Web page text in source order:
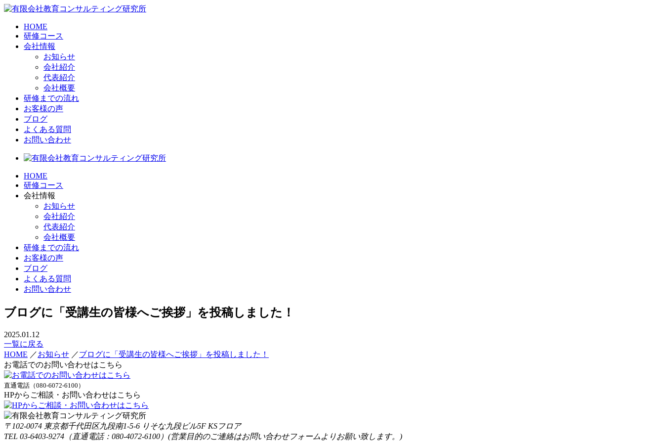
HOME
研修コース
会社情報
お知らせ
会社紹介
代表紹介
会社概要
研修までの流れ
お客様の声
ブログ
よくある質問
お問い合わせ
HOME
研修コース
会社情報
お知らせ
会社紹介
代表紹介
会社概要
研修までの流れ
お客様の声
ブログ
よくある質問
お問い合わせ
ブログに「受講生の皆様へご挨拶」を投稿しました！
2025.01.12
一覧に戻る
HOME ／お知らせ ／ブログに「受講生の皆様へご挨拶」を投稿しました！
お電話でのお問い合わせはこちら
直通電話（080-6072-6100）
HPからご相談・お問い合わせはこちら
〒102-0074 東京都千代田区九段南1-5-6 りそな九段ビル5F KSフロア
TEL 03-6403-9274（直通電話：080-4072-6100）(営業目的のご連絡はお問い合わせフォームよりお願い致します。)